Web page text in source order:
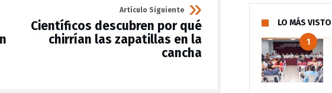
Artículo Siguiente
Científicos descubren por qué
chirrían las zapatillas en la
cancha
LO MÁS VISTO